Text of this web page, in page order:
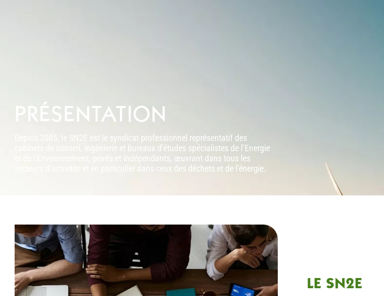
PRÉSENTATION
Depuis 2005, le SN2E est le syndicat professionnel représentatif des
cabinets de conseil, ingénierie et bureaux d’études spécialistes de l’Energie
et de l’Environnement, privés et indépendants, œuvrant dans tous les
secteurs d’activités et en particulier dans ceux des déchets et de l’énergie.
LE SN2E